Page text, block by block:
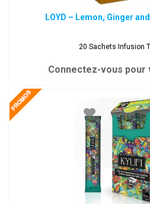
LOYD – Lemon, Ginger
20 Sachets Infusion
Connectez-vous pour